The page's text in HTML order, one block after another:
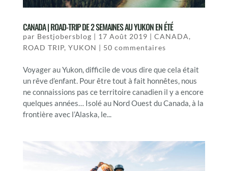
CANADA | ROAD-TRIP DE 2 SEMAINES AU YUKON EN ÉTÉ
par Bestjobersblog | 17 Août 2019 | CANADA,
ROAD TRIP, YUKON | 50 commentaires
Voyager au Yukon, difficile de vous dire que cela était
un rêve d’enfant. Pour être tout à fait honnêtes, nous
ne connaissions pas ce territoire canadien il y a encore
quelques années… Isolé au Nord Ouest du Canada, à la
frontière avec l’Alaska, le...